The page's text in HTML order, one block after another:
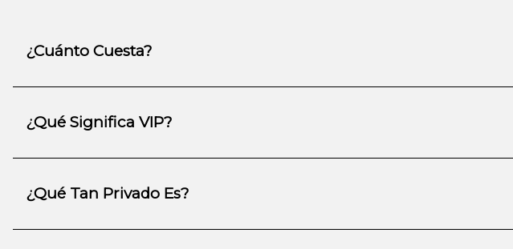
¿Cuánto Cuesta?
¿Qué Significa VIP?
¿Qué Tan Privado Es?